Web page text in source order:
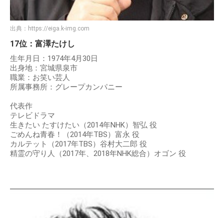
出典： https://eiga.k-img.com
17位：富澤たけし
生年月日：1974年4月30日
出身地：宮城県泉市
職業：お笑い芸人
所属事務所：グレープカンパニー
代表作
テレビドラマ
生きたい たすけたい（2014年NHK）智弘 役
ごめんね青春！（2014年TBS）富永 役
カルテット（2017年TBS）谷村大二郎 役
精霊の守り人（2017年、2018年NHK総合）オゴン 役